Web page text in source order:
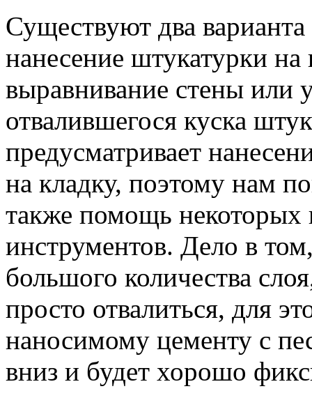
Существуют два
нанесение штукатурки на
выравнивание стены или
отвалившегося куска
предусматривает
на кладку, поэтому нам
также помощь некоторых
инструментов. Дело в
большого количества
просто отвалиться, для
наносимому цементу с
вниз и будет хорошо